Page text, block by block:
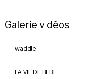
Galerie vidéos
waddle
LA VIE DE BEBE